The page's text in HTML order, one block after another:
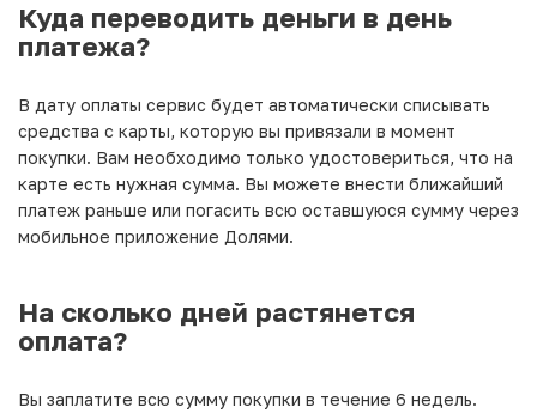
Куда переводить деньги в день
платежа?
В дату оплаты сервис будет автоматически списывать
средства с карты, которую вы привязали в момент
покупки. Вам необходимо только удостовериться, что на
карте есть нужная сумма. Вы можете внести ближайший
платеж раньше или погасить всю оставшуюся сумму через
мобильное приложение Долями.
На сколько дней растянется
оплата?
Вы заплатите всю сумму покупки в течение 6 недель.